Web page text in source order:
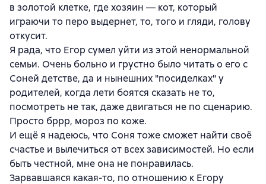
в золотой клетке, где хозяин — кот, который
играючи то перо выдернет, то, того и гляди, голову
откусит.
Я рада, что Егор сумел уйти из этой ненормальной
семьи. Очень больно и грустно было читать о его с
Соней детстве, да и нынешних "посиделках" у
родителей, когда лети боятся сказать не то,
посмотреть не так, даже двигаться не по сценарию.
Просто бррр, мороз по коже.
И ещё я надеюсь, что Соня тоже сможет найти своё
счастье и вылечиться от всех зависимостей. Но если
быть честной, мне она не понравилась.
Зарвавшаяся какая-то, по отношению к Егору